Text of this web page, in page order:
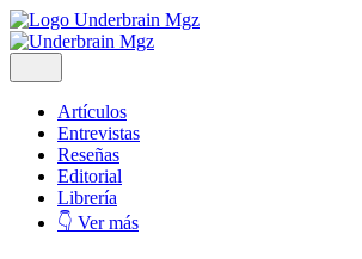
Artículos
Entrevistas
Reseñas
Editorial
Librería
👇 Ver más